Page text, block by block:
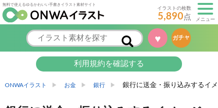
無料で使えるゆるかわいい手書きイラスト素材サイト
イラストの枚数
5,890点 メニュー
♥ ガチャ
利用規約を確認する
ONWAイラスト お金 銀行 銀行に送金・振り込みするイ